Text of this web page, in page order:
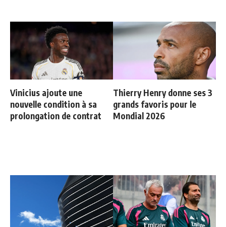
Vinicius ajoute une
nouvelle condition à sa
prolongation de contrat
Thierry Henry donne ses 3
grands favoris pour le
Mondial 2026